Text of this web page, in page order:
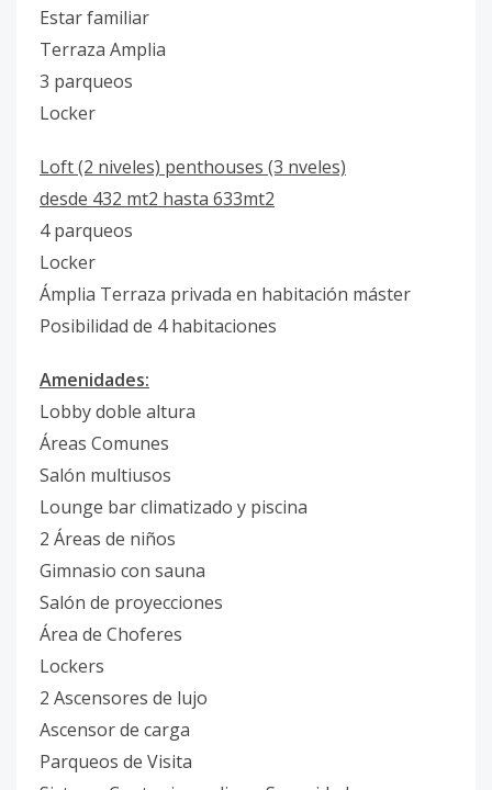
Estar familiar
Terraza Amplia
3 parqueos
Locker
Loft (2 niveles) penthouses (3 nveles)
desde 432 mt2 hasta 633mt2
4 parqueos
Locker
Ámplia Terraza privada en habitación máster
Posibilidad de 4 habitaciones
Amenidades:
Lobby doble altura
Áreas Comunes
Salón multiusos
Lounge bar climatizado y piscina
2 Áreas de niños
Gimnasio con sauna
Salón de proyecciones
Área de Choferes
Lockers
2 Ascensores de lujo
Ascensor de carga
Parqueos de Visita